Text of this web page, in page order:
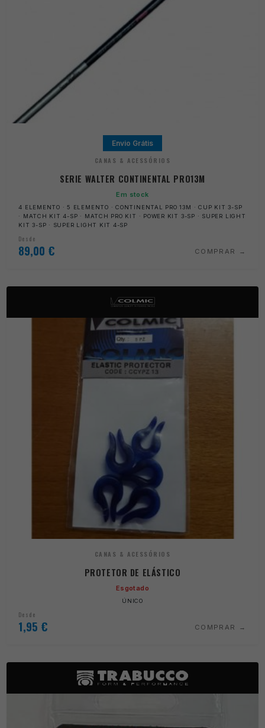
Envio Grátis
CANAS & ACESSÓRIOS
SERIE WALTER CONTINENTAL PRO13M
Em stock
4 ELEMENTO · 5 ELEMENTO · CONTINENTAL PRO 13M · CUP KIT 3-SP
· MATCH KIT 4-SP · MATCH PRO KIT · POWER KIT 3-SP · SUPER LIGHT
KIT 3-SP · SUPER LIGHT KIT 4-SP
Desde
89,00 € COMPRAR
CANAS & ACESSÓRIOS
PROTETOR DE ELÁSTICO
Esgotado
ÚNICO
Desde
1,95 € COMPRAR